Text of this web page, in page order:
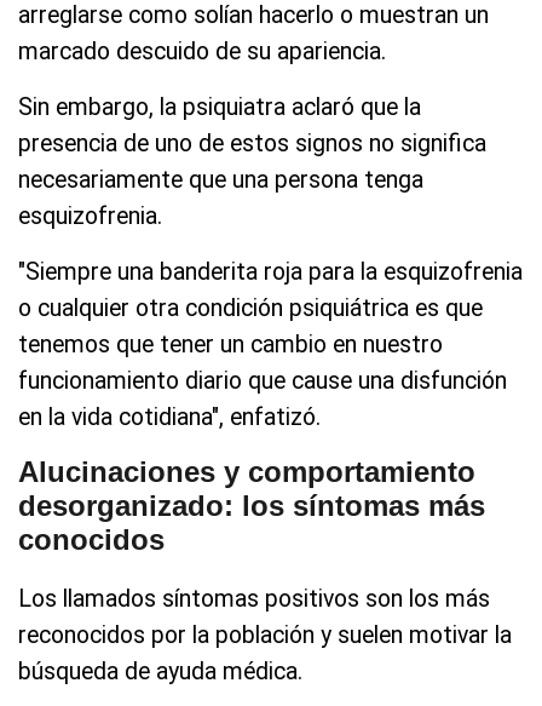
arreglarse como solían hacerlo o muestran un
marcado descuido de su apariencia.
Sin embargo, la psiquiatra aclaró que la
presencia de uno de estos signos no significa
necesariamente que una persona tenga
esquizofrenia.
"Siempre una banderita roja para la esquizofrenia
o cualquier otra condición psiquiátrica es que
tenemos que tener un cambio en nuestro
funcionamiento diario que cause una disfunción
en la vida cotidiana", enfatizó.
Alucinaciones y comportamiento
desorganizado: los síntomas más
conocidos
Los llamados síntomas positivos son los más
reconocidos por la población y suelen motivar la
búsqueda de ayuda médica.